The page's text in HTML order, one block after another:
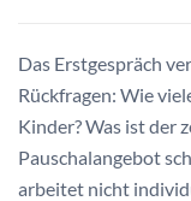
Das Erstgespräch
Rückfragen: Wie
Kinder? Was ist der
Pauschalangebot
arbeitet nicht